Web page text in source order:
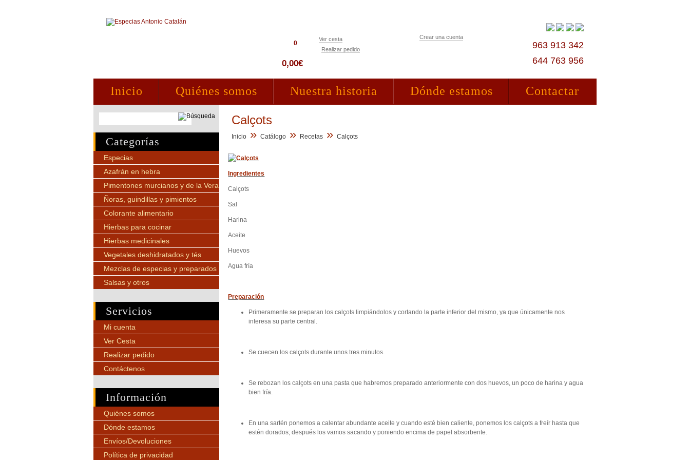
963 913 342
644 763 956
Crear una cuenta
0,00€
0
Ver cesta
Realizar pedido
Inicio Quiénes somos Nuestra historia Dónde estamos Contactar
Categorías
Especias
Azafrán en hebra
Pimentones murcianos y de la Vera
Ñoras, guindillas y pimientos
Colorante alimentario
Hierbas para cocinar
Hierbas medicinales
Vegetales deshidratados y tés
Mezclas de especias y preparados
Salsas y otros
Servicios
Mi cuenta
Ver Cesta
Realizar pedido
Contáctenos
Información
Quiénes somos
Dónde estamos
Envíos/Devoluciones
Política de privacidad
Calçots
Inicio »Catálogo » Recetas »Calçots
Ingredientes
Calçots
Sal
Harina
Aceite
Huevos
Agua fría
Preparación
Primeramente se preparan los calçots limpiándolos y cortando la parte inferior del mismo, ya que únicamente nos
interesa su parte central.
Se cuecen los calçots durante unos tres minutos.
Se rebozan los calçots en una pasta que habremos preparado anteriormente con dos huevos, un poco de harina y agua
bien fría.
En una sartén ponemos a calentar abundante aceite y cuando esté bien caliente, ponemos los calçots a freír hasta que
estén dorados; después los vamos sacando y poniendo encima de papel absorbente.